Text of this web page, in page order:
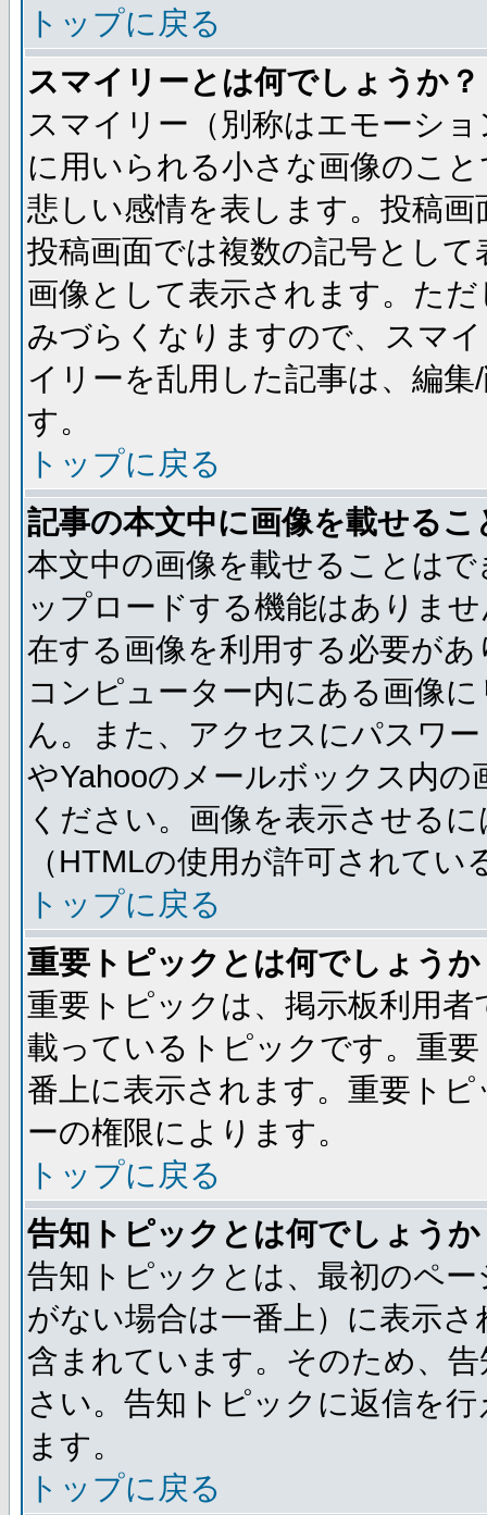
トップに戻る
スマイリーとは何でしょうか？
スマイリー（別称はエモーシ
に用いられる小さな画像のこ
悲しい感情を表します。投稿
投稿画面では複数の記号とし
画像として表示されます。た
みづらくなりますので、スマ
イリーを乱用した記事は、編
す。
トップに戻る
記事の本文中に画像を載せる
本文中の画像を載せることは
ップロードする機能はありま
在する画像を利用する必要が
コンピューター内にある画像
ん。また、アクセスにパスワ
やYahooのメールボックス内
ください。画像を表示させる
（HTMLの使用が許可されて
トップに戻る
重要トピックとは何でしょうか
重要トピックは、掲示板利用
載っているトピックです。重
番上に表示されます。重要ト
ーの権限によります。
トップに戻る
告知トピックとは何でしょうか
告知トピックとは、最初のペ
がない場合は一番上）に表示
含まれています。そのため、
さい。告知トピックに返信を
ます。
トップに戻る